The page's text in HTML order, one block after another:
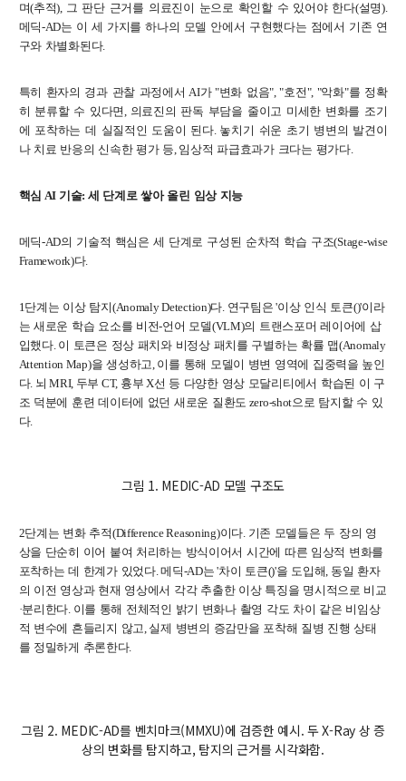
대학원
교과과정
교과목이수규정
연합전공 인공지능 반도체공학
연합전공 인공지능
연합전공 지능형 통신
해동학술정보
소개
보유도서
커뮤니티
입시
행사
대학생활
기타
30주년
학부 비전
며(추적), 그 판단 근거를 의료진이 눈으로 확인할 수 있어야 한다(설명).
메딕-AD는 이 세 가지를 하나의 모델 안에서 구현했다는 점에서 기존 연
구와 차별화된다.
특히 환자의 경과 관찰 과정에서 AI가"변화 없음", "호전", "악화"를 정확
히 분류할 수 있다면, 의료진의 판독 부담을 줄이고 미세한 변화를 조기
에 포착하는 데 실질적인 도움이 된다. 놓치기 쉬운 초기 병변의 발견이
나 치료 반응의 신속한 평가 등, 임상적 파급효과가 크다는 평가다.
핵심 AI 기술: 세 단계로 쌓아 올린 임상 지능
메딕-AD의 기술적 핵심은 세 단계로 구성된 순차적 학습 구조(Stage-wise
Framework)다.
1단계는 이상 탐지(Anomaly Detection)다. 연구팀은 '이상 인식 토큰()'이라
는 새로운 학습 요소를 비전-언어 모델(VLM)의 트랜스포머 레이어에 삽
입했다. 이 토큰은 정상 패치와 비정상 패치를 구별하는 확률 맵(Anomaly
Attention Map)을 생성하고, 이를 통해 모델이 병변 영역에 집중력을 높인
다. 뇌 MRI, 두부 CT, 흉부 X선 등 다양한 영상 모달리티에서 학습된 이 구
조 덕분에 훈련 데이터에 없던 새로운 질환도 zero-shot으로 탐지할 수 있
다.
그림 1. MEDIC-AD 모델 구조도
2단계는 변화 추적(Difference Reasoning)이다. 기존 모델들은 두 장의 영
상을 단순히 이어 붙여 처리하는 방식이어서 시간에 따른 임상적 변화를
포착하는 데 한계가 있었다.메딕-AD는 '차이 토큰()'을 도입해, 동일 환자
의 이전 영상과 현재 영상에서 각각 추출한 이상 특징을 명시적으로 비교
·분리한다. 이를 통해 전체적인 밝기 변화나 촬영 각도 차이 같은 비임상
적 변수에 흔들리지 않고, 실제 병변의 증감만을 포착해 질병 진행 상태
를 정밀하게 추론한다.
그림 2. MEDIC-AD를 벤치마크(MMXU)에 검증한 예시. 두 X-Ray 상 증
상의 변화를 탐지하고, 탐지의 근거를 시각화함.